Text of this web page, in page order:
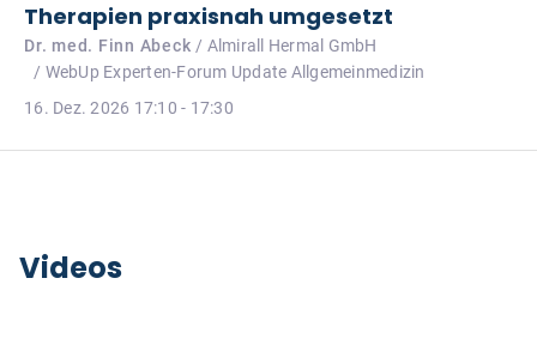
Therapien praxisnah umgesetzt
Dr. med. Finn Abeck / Almirall Hermal GmbH
/ WebUp Experten-Forum Update Allgemeinmedizin
16. Dez. 2026 17:10 - 17:30
Videos